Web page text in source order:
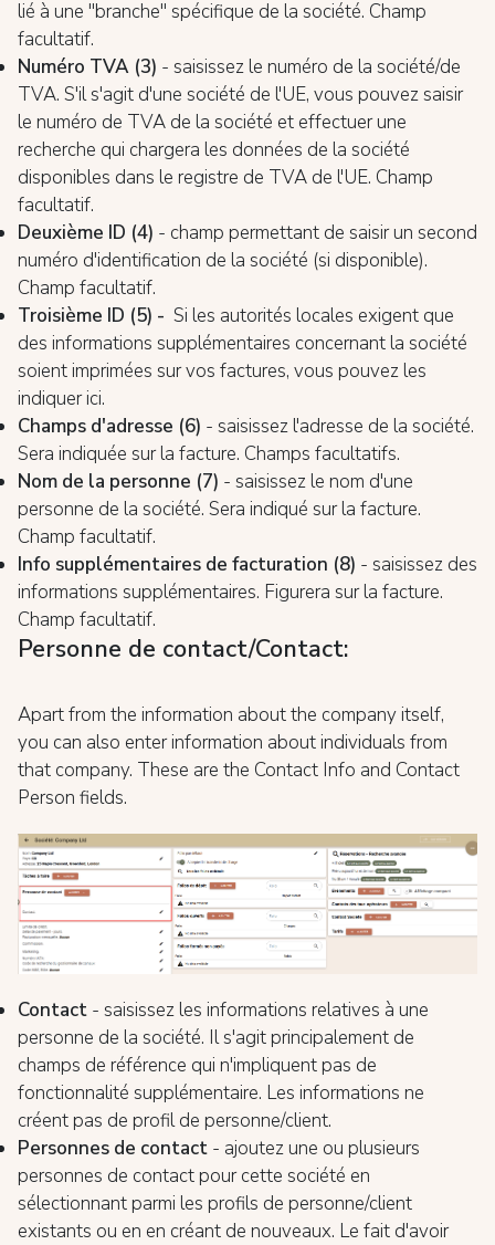
lié à une "branche" spécifique de la société. Champ
facultatif.
Numéro TVA (3) - saisissez le numéro de la société/de
TVA. S'il s'agit d'une société de l'UE, vous pouvez saisir
le numéro de TVA de la société et effectuer une
recherche qui chargera les données de la société
disponibles dans le registre de TVA de l'UE. Champ
facultatif.
Deuxième ID (4) - champ permettant de saisir un second
numéro d'identification de la société (si disponible).
Champ facultatif.
Troisième ID (5) - Si les autorités locales exigent que
des informations supplémentaires concernant la société
soient imprimées sur vos factures, vous pouvez les
indiquer ici.
Champs d'adresse (6) - saisissez l'adresse de la société.
Sera indiquée sur la facture. Champs facultatifs.
Nom de la personne (7) - saisissez le nom d'une
personne de la société. Sera indiqué sur la facture.
Champ facultatif.
Info supplémentaires de facturation (8) - saisissez des
informations supplémentaires. Figurera sur la facture.
Champ facultatif.
Personne de contact/Contact:
Apart from the information about the company itself,
you can also enter information about individuals from
that company. These are the Contact Info and Contact
Person fields.
Contact - saisissez les informations relatives à une
personne de la société. Il s'agit principalement de
champs de référence qui n'impliquent pas de
fonctionnalité supplémentaire. Les informations ne
créent pas de profil de personne/client.
Personnes de contact - ajoutez une ou plusieurs
personnes de contact pour cette société en
sélectionnant parmi les profils de personne/client
existants ou en en créant de nouveaux. Le fait d'avoir